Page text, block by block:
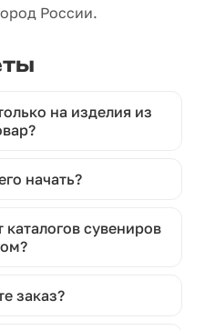
России.
на изделия из
начать?
сувениров
заказ?